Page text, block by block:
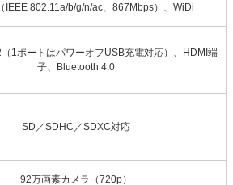
IEEE 802.11a/b/g/n/ac、867Mbps）、WiDi
1ポートはパワーオフUSB充電対応）、HDMI端
子、Bluetooth 4.0
SD／SDHC／SDXC対応
92万画素カメラ（720p）